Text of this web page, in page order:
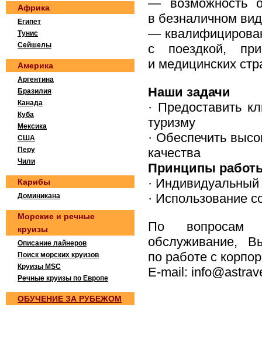
— возможность
в безналичном
—
с поездкой,
и медицинских
Наши задачи
· Предоставить
туризму
· Обеспечить
качества
Принципы
·
· Использование
По вопросам
обслуживание,
по работе с
E-mail:
Африка
Египет
Тунис
Сейшелы
Америка
Аргентина
Бразилия
Канада
Куба
Мексика
США
Перу
Чили
Карибы
Доминикана
Морские и речные
круизы
Описание лайнеров
Поиск морских круизов
Круизы MSC
Речные круизы по Европе
OБУЧEНИE ЗА РУБEЖOМ